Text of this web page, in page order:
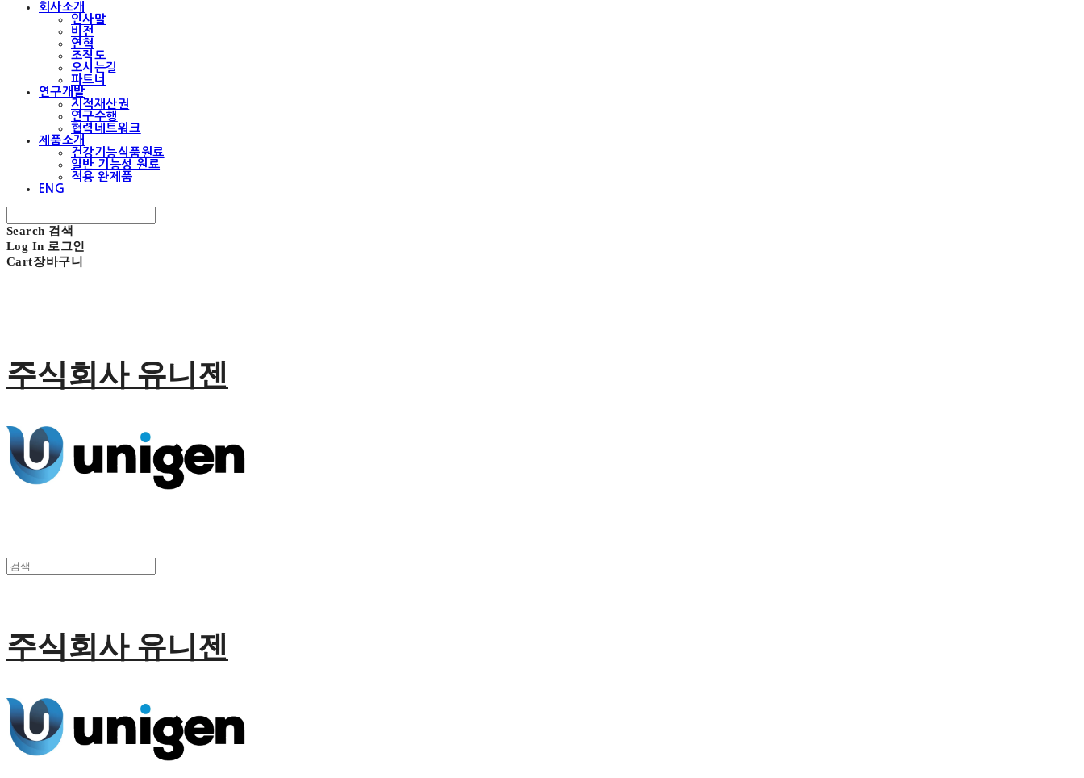
회사소개
인사말
비전
연혁
조직도
오시는길
파트너
연구개발
지적재산권
연구수행
협력네트워크
제품소개
건강기능식품원료
일반 기능성 원료
적용 완제품
ENG
Search 검색
Log In 로그인
Cart장바구니
주식회사 유니젠
주식회사 유니젠